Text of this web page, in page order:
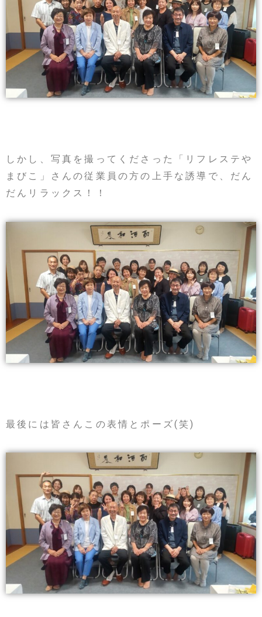
しかし、写真を撮ってくださった「リフレステや
まびこ」さんの従業員の方の上手な誘導で、だん
だんリラックス！！
最後には皆さんこの表情とポーズ(笑)